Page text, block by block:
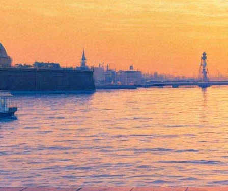
Куда пойти 21-23 декабря:
Забег Дедов Морозов, Дни
Резо Габриадзе, Tesla Boy,
орхидеи в Ботаническом